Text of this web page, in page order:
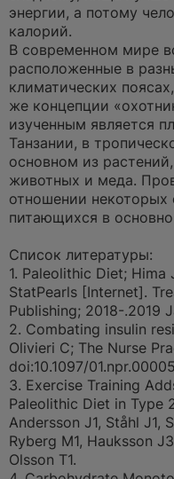
энергии, а потому
калорий.
В современном мире
расположенные в
климатических
же концепции
изученным является
Танзании, в
основном из
животных и меда.
отношении некоторых
питающихся в
Список литературы:
1. Paleolithic Diet; Hima
StatPearls [Internet].
Publishing; 2018-.2019
2. Combating insulin
Olivieri C; The Nurse
doi:10.1097/
3. Exercise Training
Paleolithic Diet in Type
Andersson J1, Ståhl J1,
Ryberg M1, Hauksson
Olsson T1.